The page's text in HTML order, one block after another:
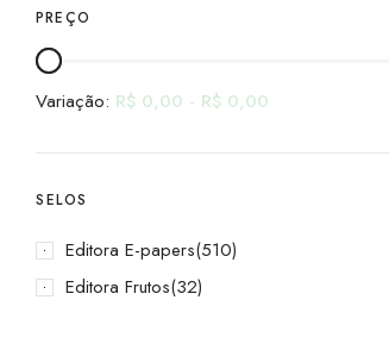
PREÇO
Variação: R$ 0,00 - R$ 0,00
SELOS
Editora E-papers(510)
Editora Frutos(32)